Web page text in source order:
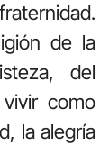
de la
del
como
la alegría